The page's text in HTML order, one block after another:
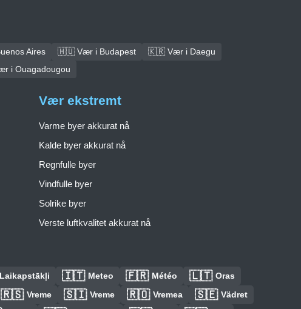
Aires 🇭🇺 Vær i Budapest
🇰🇷 Vær i Daegu
i Ouagadougou
Vær ekstremt
Varme byer akkurat nå
Kalde byer akkurat nå
Regnfulle byer
Vindfulle byer
Solrike byer
Verste luftkvalitet akkurat nå
Laikapstākļi 🇮🇹 Meteo 🇫🇷 Météo 🇱🇹 Oras
🇷🇸 Vreme 🇸🇮 Vreme 🇷🇴 Vremea 🇸🇪 Vädret